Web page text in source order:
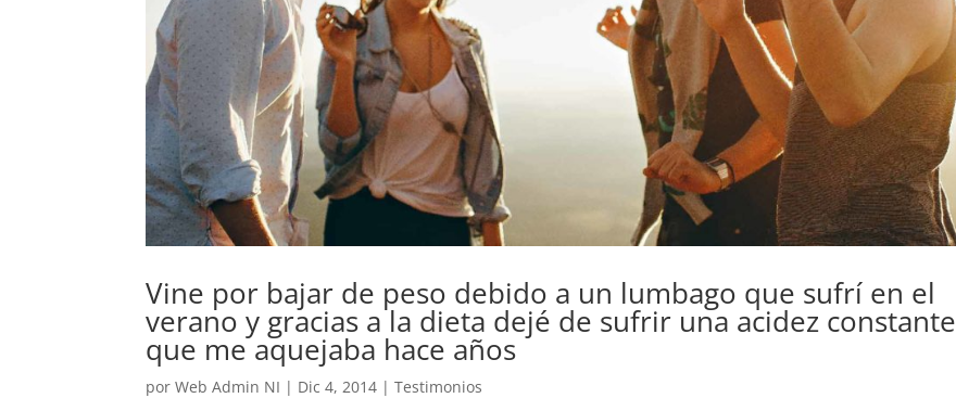
Vine por bajar de peso debido a un lumbago que sufrí en el
verano y gracias a la dieta dejé de sufrir una acidez constante
que me aquejaba hace años
porWeb Admin NI | Dic 4, 2014 |Testimonios